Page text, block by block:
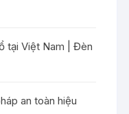
tại Việt Nam | Đèn
an toàn hiệu